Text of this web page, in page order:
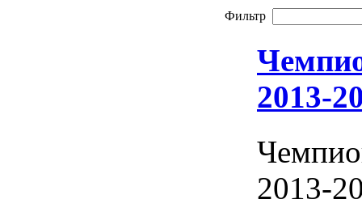
Фильтр
2013-
2013-